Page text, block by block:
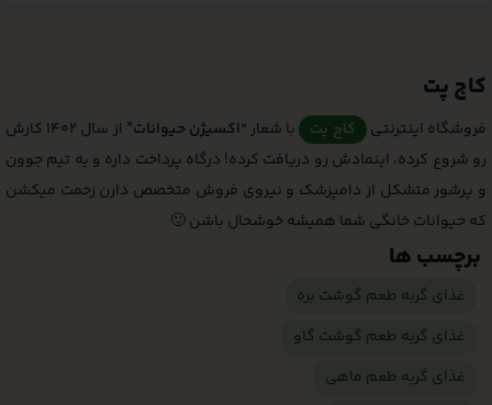
کاج پت
فروشگاه اینترنتی کاج پت با شعار“اکسیژن حیوانات”
از سال 1402 کارش
رو شروع کرده، اینمادش رو دریافت کرده! درگاه پرداخت داره و یه تیم جوون
و پرشور متشکل از دامپزشک و نیروی فروش متخصص دارن زحمت میکشن
که حیوانات خانگی شما همیشه خوشحال باشن 🙂
برچسب ها
غذای گربه طعم گوشت بره
غذای گربه طعم گوشت گاو
غذای گربه طعم ماهی